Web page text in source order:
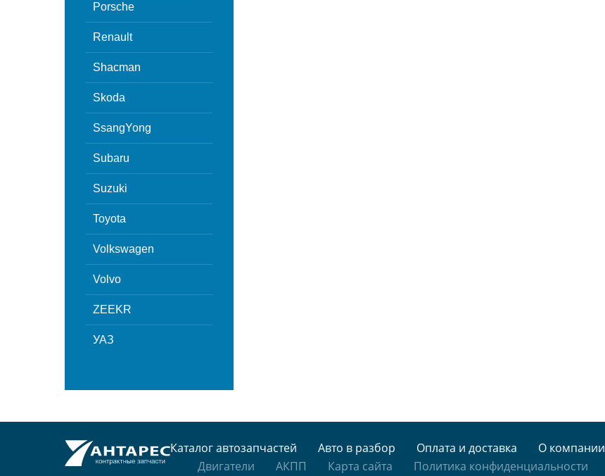
Porsche
Renault
Shacman
Skoda
SsangYong
Subaru
Suzuki
Toyota
Volkswagen
Volvo
ZEEKR
УАЗ
Каталог автозапчастей Авто в разбор Оплата и доставка
О компании
Двигатели
АКПП Карта сайта Политика конфиденциальности